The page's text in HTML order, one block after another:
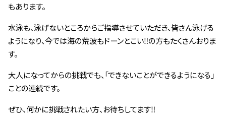
もあります。
水泳も、泳げないところからご指導させていただき、皆さん泳げる
ようになり、今では海の荒波もドーンとこい‼︎の方もたくさんおりま
す。
大人になってからの挑戦でも、「できないことができるようになる」
ことの連続です。
ぜひ、何かに挑戦されたい方、お待ちしてます‼︎